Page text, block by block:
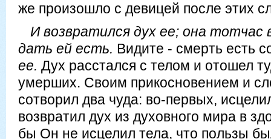
же произошло с девицей после этих
И возвратился дух ее; она тотчас
дать ей есть. Видите - смерть есть
ее. Дух расстался с телом и отошел
умерших. Своим прикосновением и
сотворил два чуда: во-первых,
возвратил дух из духовного мира в
бы Он не исцелил тела, что пользы